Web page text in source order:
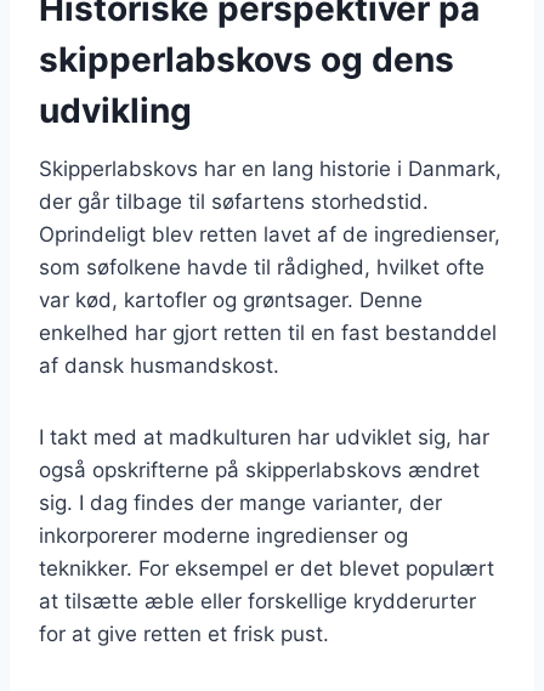
skipperlabskovs og dens
udvikling
Skipperlabskovs har en lang historie i Danmark,
der går tilbage til søfartens storhedstid.
Oprindeligt blev retten lavet af de ingredienser,
som søfolkene havde til rådighed, hvilket ofte
var kød, kartofler og grøntsager. Denne
enkelhed har gjort retten til en fast bestanddel
af dansk husmandskost.
I takt med at madkulturen har udviklet sig, har
også opskrifterne på skipperlabskovs ændret
sig. I dag findes der mange varianter, der
inkorporerer moderne ingredienser og
teknikker. For eksempel er det blevet populært
at tilsætte æble eller forskellige krydderurter
for at give retten et frisk pust.